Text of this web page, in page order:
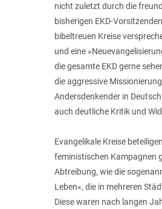
nicht zuletzt durch die
bisherigen EKD-
bibeltreuen Kreise
und eine
die gesamte EKD gerne
die aggressive
Andersdenkender in
auch deutliche Kritik und
Evangelikale Kreise
feministischen Kampagnen
Abtreibung, wie die
Leben«, die in mehreren
Diese waren nach langen